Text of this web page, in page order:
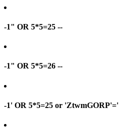
-1" OR 5*5=25 --
-1" OR 5*5=26 --
-1' OR 5*5=25 or 'ZtwmGORP'='